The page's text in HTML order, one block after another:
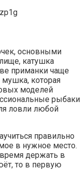
основными
катушка
приманки чаще
мушка, которая
моделей
рыбаки
ловли любой
правильно
в нужное место.
держать в
то в первую